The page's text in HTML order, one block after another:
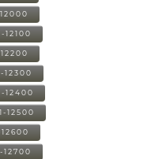
12100
12300
12400
12500
12700